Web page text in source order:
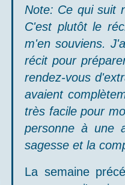
Note: Ce qui suit
C'est plutôt le
m'en souviens.
récit pour
rendez-vous
avaient
très facile pour
personne à une
sagesse et la
La semaine